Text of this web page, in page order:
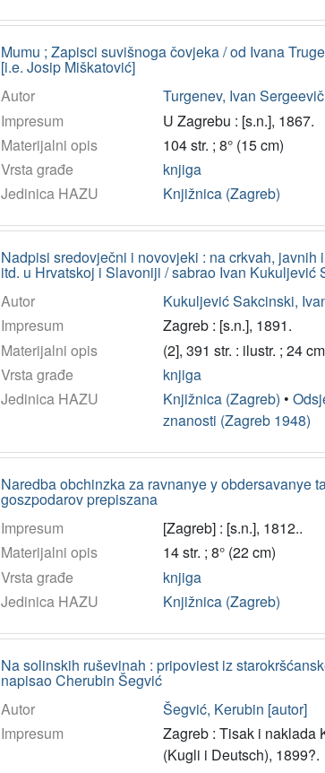
Mumu ; Zapisci suvišnoga čovjeka / od Ivana
[i.e. Josip Miškatović]
Autor
Turgenev, Ivan
Impresum
U Zagrebu : [s.n.], 1867.
Materijalni opis
104 str. ; 8° (15 cm)
Vrsta građe
knjiga
Jedinica HAZU
Knjižnica (Zagreb)
Nadpisi sredovječni i novovjeki : na crkvah, javnih
itd. u Hrvatskoj i Slavoniji / sabrao Ivan Kukuljević
Autor
Kukuljević Sakcinski,
Impresum
Zagreb : [s.n.], 1891.
Materijalni opis
(2], 391 str. : ilustr. ; 24
Vrsta građe
knjiga
Jedinica HAZU
Knjižnica (Zagreb) •
znanosti (Zagreb 1948)
Naredba obchinzka za ravnanye y obdersavanye
goszpodarov prepiszana
Impresum
[Zagreb] : [s.n.], 1812..
Materijalni opis
14 str. ; 8° (22 cm)
Vrsta građe
knjiga
Jedinica HAZU
Knjižnica (Zagreb)
Na solinskih ruševinah : pripoviest iz
napisao Cherubin Šegvić
Autor
Šegvić, Kerubin [autor]
Impresum
Zagreb : Tisak i naklada
(Kugli i Deutsch), 1899?.